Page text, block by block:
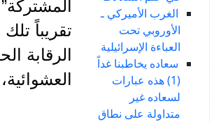
الغرب الأميركي ـ
الأوروبي تحت
العباءة الإسرائيلية
سعاده يخاطبنا غداً
(1) هذه عبارات
لسعاده غير
متداولة على نطاق
تقريباً
الرقابة